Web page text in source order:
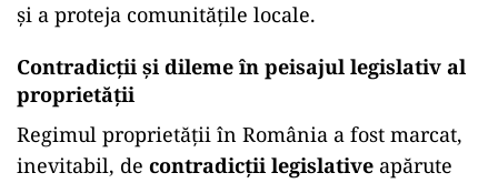
și a proteja comunitățile locale.
Contradicții și dileme în peisajul legislativ al
proprietății
Regimul proprietății în România a fost marcat,
inevitabil, de contradicții legislative apărute